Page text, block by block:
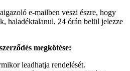
e-mailben veszi észre, hogy
haladéktalanul, 24 órán belül jelezze
megkötése:
leadhatja rendelését.